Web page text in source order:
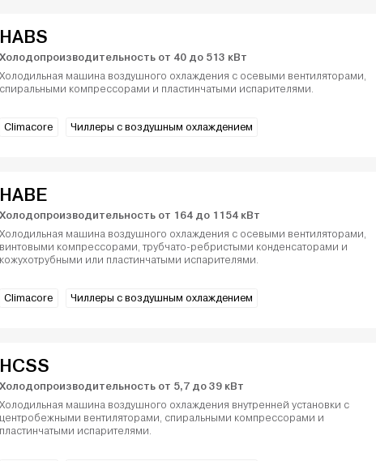
HABS
Холодопроизводительность от 40 до 513 кВт
Холодильная машина воздушного охлаждения с осевыми вентиляторами,
спиральными компрессорами и пластинчатыми испарителями.
Climacore Чиллеры с воздушным охлаждением
HABE
Холодопроизводительность от 164 до 1154 кВт
Холодильная машина воздушного охлаждения с осевыми вентиляторами,
винтовыми компрессорами, трубчато-ребристыми конденсаторами и
кожухотрубными или пластинчатыми испарителями.
Climacore Чиллеры с воздушным охлаждением
HCSS
Холодопроизводительность от 5,7 до 39 кВт
Холодильная машина воздушного охлаждения внутренней установки с
центробежными вентиляторами, спиральными компрессорами и
пластинчатыми испарителями.